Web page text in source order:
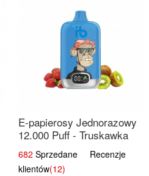
E-papierosy Jednorazowy
12.000 Puff - Truskawka
Kiwi | Owocowa
Równowaga
682 Sprzedane Recenzje
klientów(12)